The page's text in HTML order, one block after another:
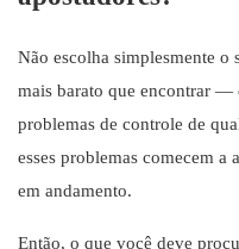
Não escolha simplesmente o
mais barato que encontrar —
problemas de controle de
esses problemas comecem a
em andamento.
Então, o que você deve